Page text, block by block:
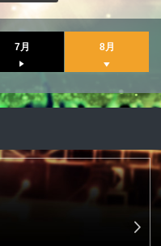
7月 8月